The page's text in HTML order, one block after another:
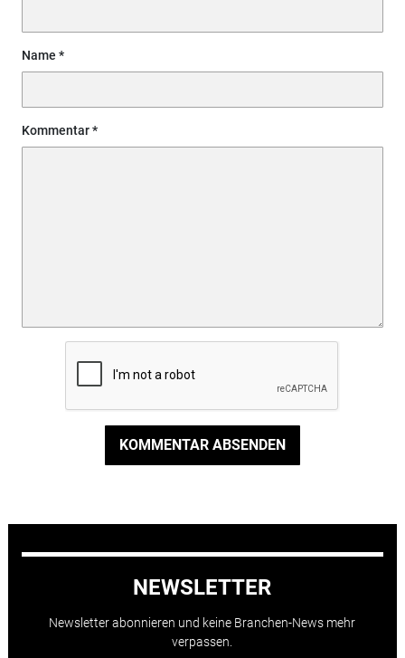
Name
Kommentar
KOMMENTAR ABSENDEN
NEWSLETTER
Newsletter abonnieren und keine Branchen-News mehr
verpassen.